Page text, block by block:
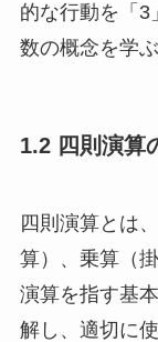
的な行動を「3
数の概念を学
1.2 四則演算
四則演算とは
算）、乗算（
演算を指す基
解し、適切に